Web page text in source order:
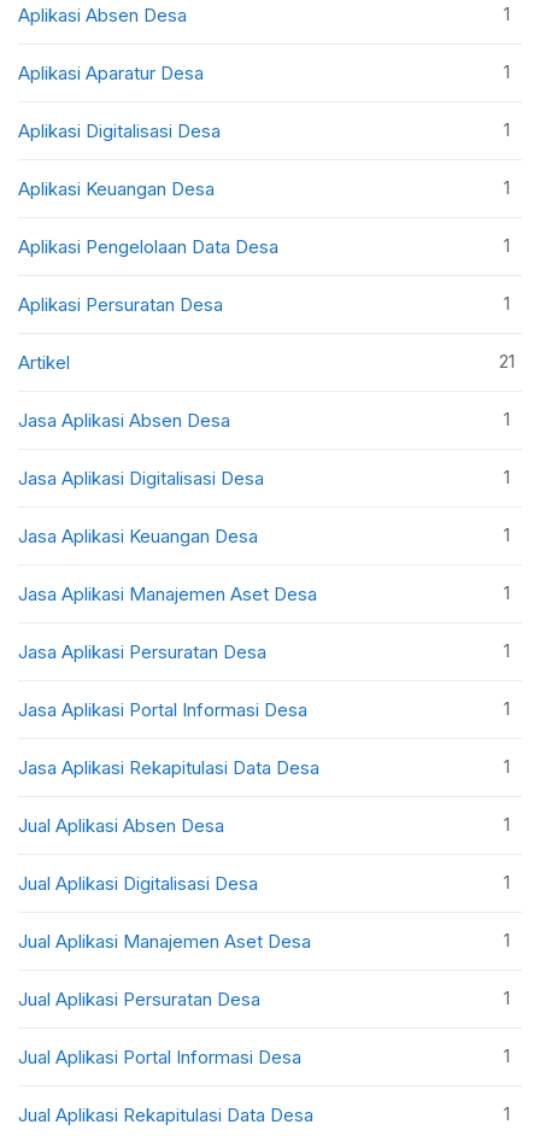
Aplikasi Absen Desa 1
Aplikasi Aparatur Desa 1
Aplikasi Digitalisasi Desa 1
Aplikasi Keuangan Desa 1
Aplikasi Pengelolaan Data Desa 1
Aplikasi Persuratan Desa 1
Artikel 21
Jasa Aplikasi Absen Desa 1
Jasa Aplikasi Digitalisasi Desa 1
Jasa Aplikasi Keuangan Desa 1
Jasa Aplikasi Manajemen Aset Desa 1
Jasa Aplikasi Persuratan Desa 1
Jasa Aplikasi Portal Informasi Desa 1
Jasa Aplikasi Rekapitulasi Data Desa 1
Jual Aplikasi Absen Desa 1
Jual Aplikasi Digitalisasi Desa 1
Jual Aplikasi Manajemen Aset Desa 1
Jual Aplikasi Persuratan Desa 1
Jual Aplikasi Portal Informasi Desa 1
Jual Aplikasi Rekapitulasi Data Desa 1